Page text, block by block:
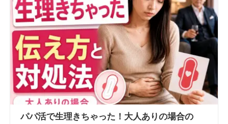
パパ活で生理きちゃった！大人ありの場合の